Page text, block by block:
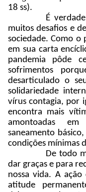
18 ss).
É
muitos desafios e
sociedade. Como o
em sua carta
pandemia pôde
sofrimentos
desarticulado o
solidariedade
vírus contagia, por
encontra mais
amontoadas
saneamento
condições mínimas
De todo
dar graças e para
nossa vida. A
atitude